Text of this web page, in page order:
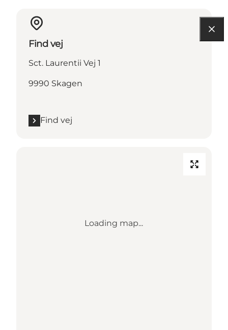
Find vej
Sct. Laurentii Vej 1
9990 Skagen
Find vej
Loading map...